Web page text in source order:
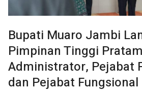
Bupati Muaro Jambi
Pimpinan Tinggi
Administrator, Pejabat
dan Pejabat Fungsional